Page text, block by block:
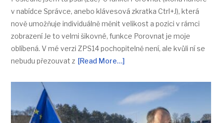
v nabídce Správce, anebo klávesová zkratka Ctrl+J), která
nově umožňuje individuálně měnit velikost a pozici v rámci
zobrazení Je to velmi šikovné, funkce Porovnat je moje
oblíbená. V mé verzi ZPS14 pochopitelně není, ale kvůli ní se
nebudu přezouvat z [Read More…]